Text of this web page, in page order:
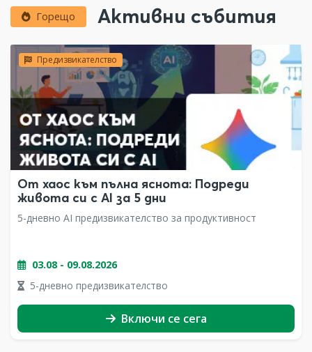
Горещо Активни събития
Предизвикателство
От хаос към пълна яснота: Подреди
живота си с AI за 5 дни
5-дневно AI предизвикателство за продуктивност
03.08 - 09.08.2026
5-дневно предизвикателство
Включи се сега